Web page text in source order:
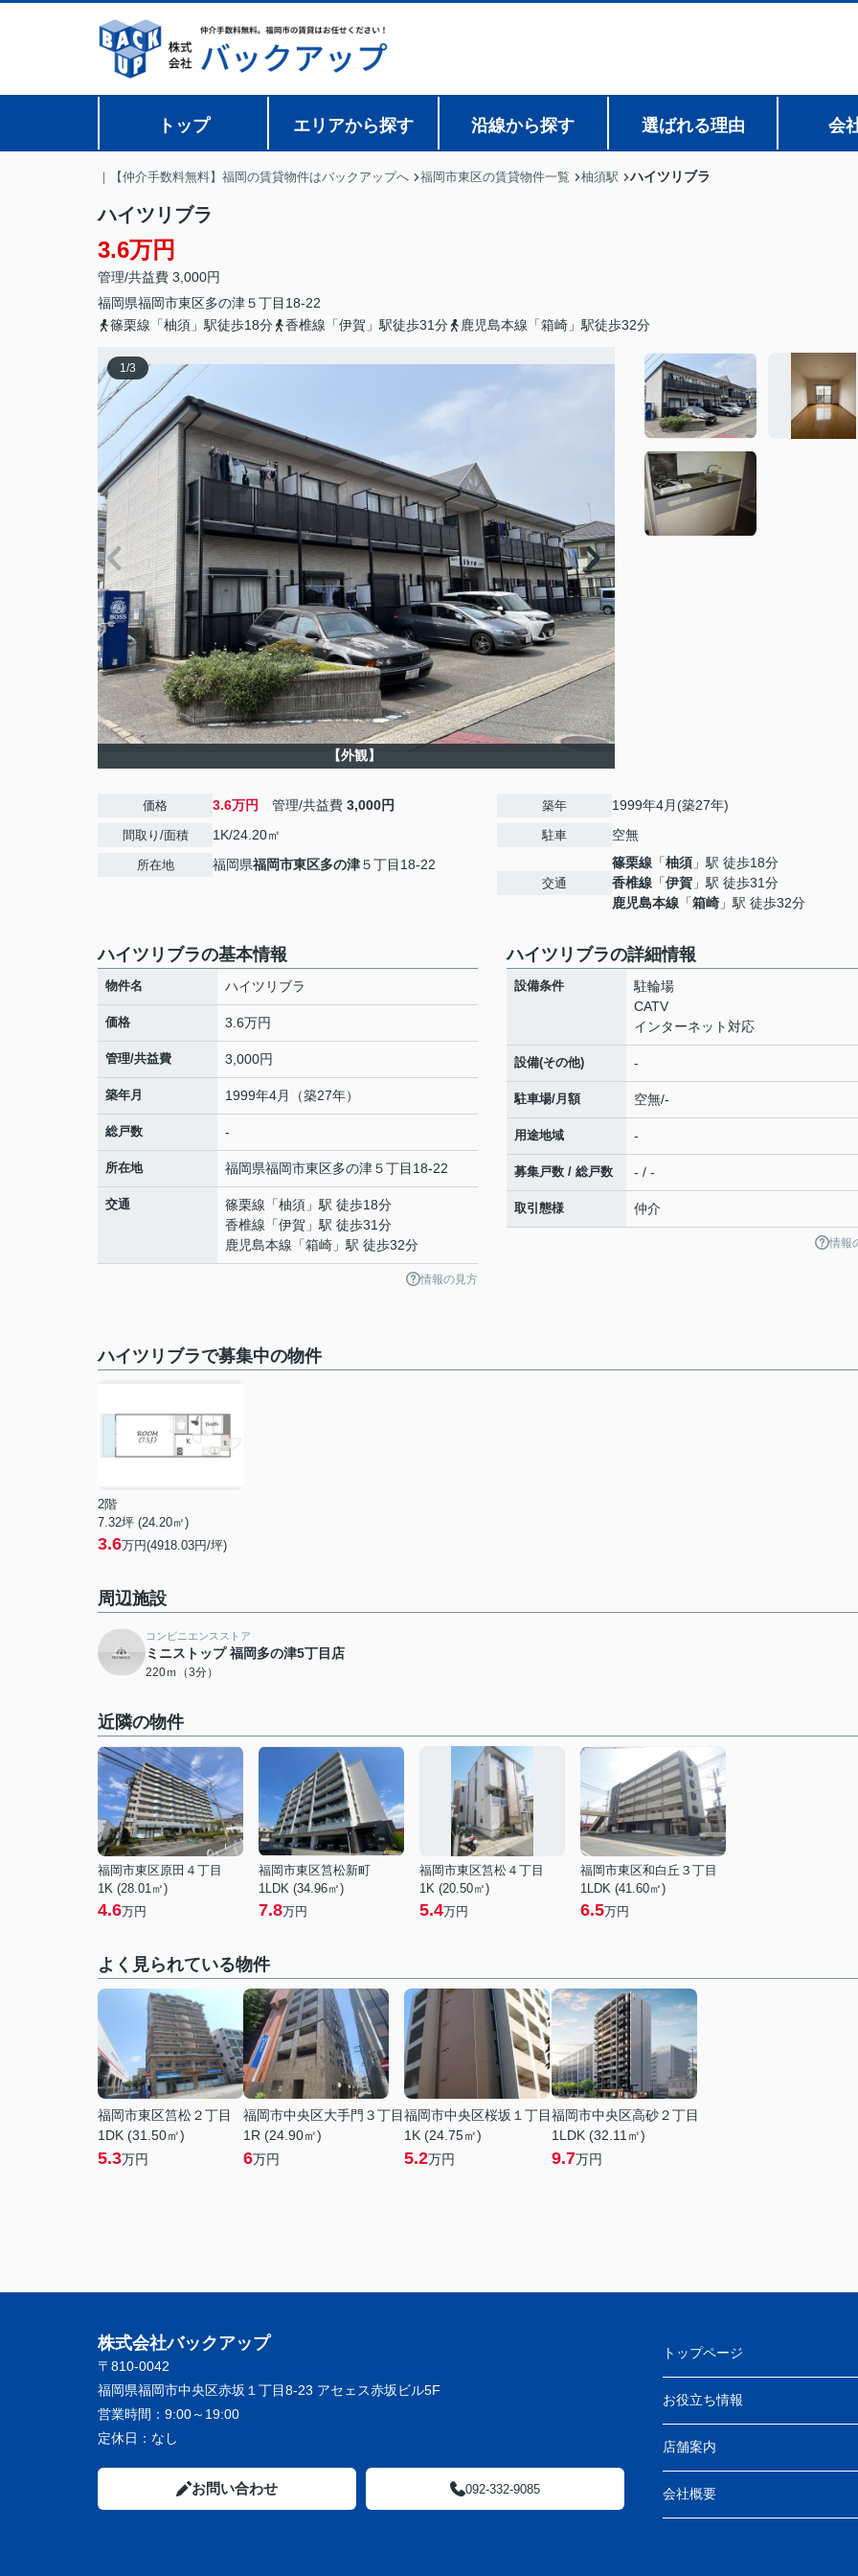
トップ エリアから探す 沿線から探す 選ばれる理由 会
｜【仲介手数料無料】福岡の賃貸物件はバックアップへ 福岡市東区の賃貸物件一覧 柚須駅 ハイツリブラ
ハイツリブラ
3.6万円
管理/共益費 3,000円
福岡県福岡市東区多の津５丁目18-22
篠栗線「柚須」駅徒歩18分
香椎線「伊賀」駅徒歩31分 鹿児島本線「箱崎」駅徒歩32分
1/3
【外観】
価格 3.6万円 管理/共益費 3,000円
間取り/面積 1K/24.20㎡
所在地 福岡県福岡市東区多の津５丁目18-22
築年 1999年4月(築27年)
駐車 空無
交通
篠栗線 「柚須 」駅 徒歩18分
香椎線 「伊賀 」駅 徒歩31分
鹿児島本線 「箱崎 」駅 徒歩32分
ハイツリブラの基本情報
物件名 ハイツリブラ
価格 3.6万円
管理/共益費 3,000円
築年月 1999年4月（築27年）
総戸数 -
所在地 福岡県福岡市東区多の津５丁目18-22
交通 篠栗線 「柚須 」駅 徒歩18分
香椎線 「伊賀 」駅 徒歩31分
鹿児島本線 「箱崎 」駅 徒歩32分
情報の見方
ハイツリブラの詳細情報
設備条件
駐輪場
CATV
インターネット対応
設備(その他) -
駐車場/月額 空無/-
用途地域 -
募集戸数 / 総戸数 - / -
取引態様 仲介
情報
ハイツリブラで募集中の物件
2階
7.32坪 (24.20㎡)
3.6万円(4918.03円/坪)
周辺施設
コンビニエンスストア
ミニストップ 福岡多の津5丁目店
220ｍ（3分）
近隣の物件
福岡市東区原田４丁目
1K (28.01㎡)
4.6万円
福岡市東区筥松新町
1LDK (34.96㎡)
7.8万円
福岡市東区筥松４丁目
1K (20.50㎡)
5.4万円
福岡市東区和白丘３丁目
1LDK (41.60㎡)
6.5万円
よく見られている物件
福岡市東区筥松２丁目
1DK (31.50㎡)
5.3万円
福岡市中央区大手門３丁目
1R (24.90㎡)
6万円
福岡市中央区桜坂１丁目
1K (24.75㎡)
5.2万円
福岡市中央区高砂２丁目
1LDK (32.11㎡)
9.7万円
株式会社バックアップ
〒810-0042
福岡県福岡市中央区赤坂１丁目8-23 アセェス赤坂ビル5F
営業時間： 9:00～19:00
定休日： なし
お問い合わせ 092-332-9085
トップページ
お役立ち情報
店舗案内
会社概要